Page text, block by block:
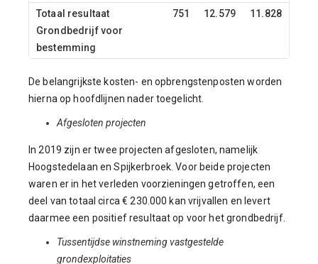
Totaal resultaat
Grondbedrijf voor
bestemming
751 12.579 11.828
De belangrijkste kosten- en opbrengstenposten worden
hierna op hoofdlijnen nader toegelicht.
Afgesloten projecten
In 2019 zijn er twee projecten afgesloten, namelijk
Hoogstedelaan en Spijkerbroek. Voor beide projecten
waren er in het verleden voorzieningen getroffen, een
deel van totaal circa € 230.000 kan vrijvallen en levert
daarmee een positief resultaat op voor het grondbedrijf.
Tussentijdse winstneming vastgestelde
grondexploitaties